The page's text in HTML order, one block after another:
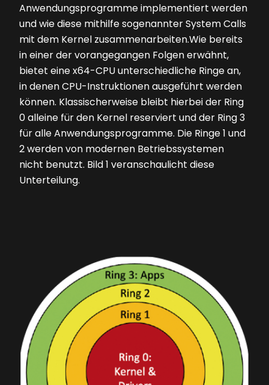
Anwendungsprogramme implementiert werden
und wie diese mithilfe sogenannter System Calls
mit dem Kernel zusammenarbeiten.Wie bereits
in einer der vorangegangen Folgen erwähnt,
bietet eine x64-CPU unterschiedliche Ringe an,
in denen CPU-Instruktionen ausgeführt werden
können. Klassischerweise bleibt hierbei der Ring
0 alleine für den Kernel reserviert und der Ring 3
für alle Anwendungsprogramme. Die Ringe 1 und
2 werden von modernen Betriebssystemen
nicht benutzt. Bild 1 veranschaulicht diese
Unterteilung.